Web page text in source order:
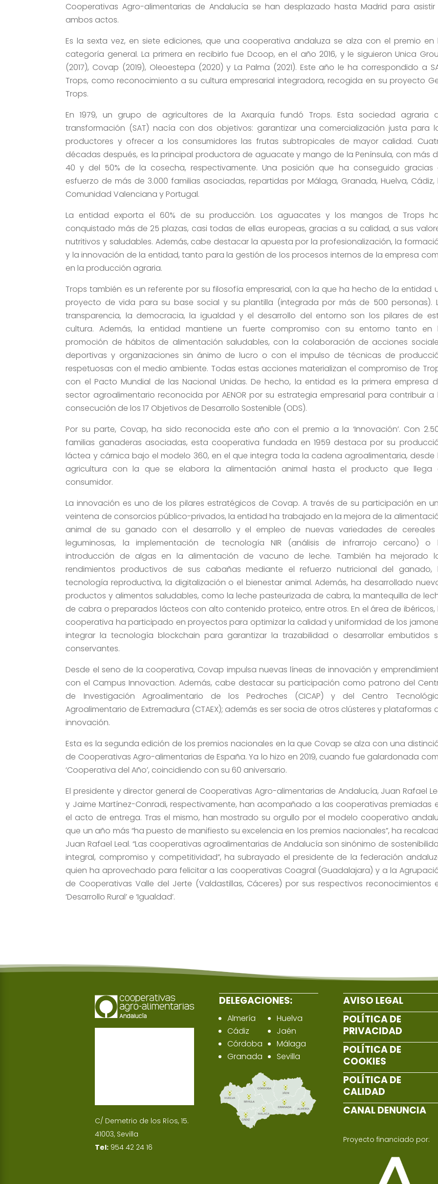
Cooperativas Agro-alimentarias de Andalucía se han desplazado hasta Madrid para
ambos actos.
Es la sexta vez, en siete ediciones, que una cooperativa andaluza se alza con el premio en
categoría general. La primera en recibirlo fue Dcoop, en el año 2016, y le siguieron Unica
(2017), Covap (2019), Oleoestepa (2020) y La Palma (2021). Este año le ha correspondido a
Trops, como reconocimiento a su cultura empresarial integradora, recogida en su proyecto
Trops.
En 1979, un grupo de agricultores de la Axarquía fundó Trops. Esta sociedad agraria
transformación (SAT) nacía con dos objetivos: garantizar una comercialización justa para
productores y ofrecer a los consumidores las frutas subtropicales de mayor calidad.
décadas después, es la principal productora de aguacate y mango de la Península, con más
40 y del 50% de la cosecha, respectivamente. Una posición que ha conseguido gracias
esfuerzo de más de 3.000 familias asociadas, repartidas por Málaga, Granada, Huelva, Cádiz,
Comunidad Valenciana y Portugal.
La entidad exporta el 60% de su producción. Los aguacates y los mangos de Trops
conquistado más de 25 plazas, casi todas de ellas europeas, gracias a su calidad, a sus
nutritivos y saludables. Además, cabe destacar la apuesta por la profesionalización, la
y la innovación de la entidad, tanto para la gestión de los procesos internos de la empresa
en la producción agraria.
Trops también es un referente por su filosofía empresarial, con la que ha hecho de la entidad
proyecto de vida para su base social y su plantilla (integrada por más de 500 personas).
transparencia, la democracia, la igualdad y el desarrollo del entorno son los pilares de
cultura. Además, la entidad mantiene un fuerte compromiso con su entorno tanto en
promoción de hábitos de alimentación saludables, con la colaboración de acciones
deportivas y organizaciones sin ánimo de lucro o con el impulso de técnicas de
respetuosas con el medio ambiente. Todas estas acciones materializan el compromiso de
con el Pacto Mundial de las Nacional Unidas. De hecho, la entidad es la primera empresa
sector agroalimentario reconocida por AENOR por su estrategia empresarial para contribuir a
consecución de los 17 Objetivos de Desarrollo Sostenible (ODS).
Por su parte, Covap, ha sido reconocida este año con el premio a la ‘Innovación’. Con
familias ganaderas asociadas, esta cooperativa fundada en 1959 destaca por su
láctea y cárnica bajo el modelo 360, en el que integra toda la cadena agroalimentaria, desde
agricultura con la que se elabora la alimentación animal hasta el producto que llega
consumidor.
La innovación es uno de los pilares estratégicos de Covap. A través de su participación en
veintena de consorcios público-privados, la entidad ha trabajado en la mejora de la
animal de su ganado con el desarrollo y el empleo de nuevas variedades de
leguminosas, la implementación de tecnología NIR (análisis de infrarrojo cercano) o
introducción de algas en la alimentación de vacuno de leche. También ha mejorado
rendimientos productivos de sus cabañas mediante el refuerzo nutricional del ganado,
tecnología reproductiva, la digitalización o el bienestar animal. Además, ha desarrollado
productos y alimentos saludables, como la leche pasteurizada de cabra, la mantequilla de
de cabra o preparados lácteos con alto contenido proteico, entre otros. En el área de ibéricos,
cooperativa ha participado en proyectos para optimizar la calidad y uniformidad de los
integrar la tecnología blockchain para garantizar la trazabilidad o desarrollar embutidos
conservantes.
Desde el seno de la cooperativa, Covap impulsa nuevas líneas de innovación y
con el Campus Innovaction. Además, cabe destacar su participación como patrono del
de Investigación Agroalimentario de los Pedroches (CICAP) y del Centro
Agroalimentario de Extremadura (CTAEX); además es ser socia de otros clústeres y plataformas
innovación.
Esta es la segunda edición de los premios nacionales en la que Covap se alza con una
de Cooperativas Agro-alimentarias de España. Ya lo hizo en 2019, cuando fue galardonada
‘Cooperativa del Año’, coincidiendo con su 60 aniversario.
El presidente y director general de Cooperativas Agro-alimentarias de Andalucía, Juan Rafael
y Jaime Martínez-Conradi, respectivamente, han acompañado a las cooperativas premiadas
el acto de entrega. Tras el mismo, han mostrado su orgullo por el modelo cooperativo
que un año más “ha puesto de manifiesto su excelencia en los premios nacionales”, ha
Juan Rafael Leal. “Las cooperativas agroalimentarias de Andalucía son sinónimo de
integral, compromiso y competitividad”, ha subrayado el presidente de la federación
quien ha aprovechado para felicitar a las cooperativas Coagral (Guadalajara) y a la
de Cooperativas Valle del Jerte (Valdastillas, Cáceres) por sus respectivos reconocimientos
‘Desarrollo Rural’ e ‘Igualdad’.
C/ Demetrio de los Ríos, 15.
41003, Sevilla
Tel: 954 42 24 16
DELEGACIONES:
Almería
Cádiz
Córdoba
Granada
Huelva
Jaén
Málaga
Sevilla
AVISO LEGAL
POLÍTICA DE
PRIVACIDAD
POLÍTICA DE
COOKIES
POLÍTICA DE
CALIDAD
CANAL DENUNCIA
Proyecto financiado por: